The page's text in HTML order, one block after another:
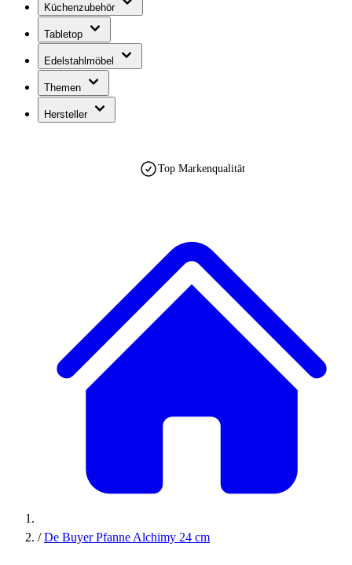
Küchenzubehör
Tabletop
Edelstahlmöbel
Themen
Hersteller
Top Markenqualität
/ De Buyer Pfanne Alchimy 24 cm